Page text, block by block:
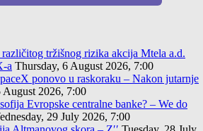
tržišnog rizika akcija Mtela a.d.
a Thursday, 6 August 2026, 7:00
ponovo u raskoraku – Nakon jutarnje
August 2026, 7:00
Evropske centralne banke? – We do
29 July 2026, 7:00